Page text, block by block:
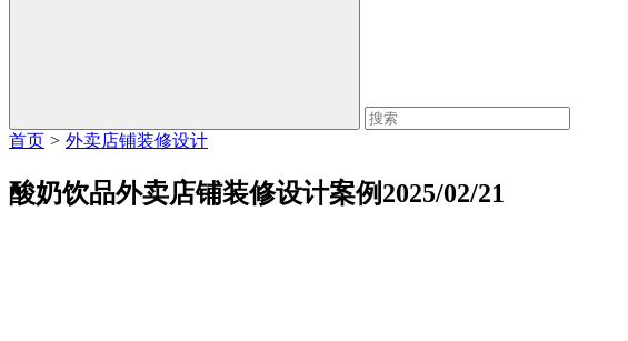
首页 > 外卖店铺装修设计
酸奶饮品外卖店铺装修设计案例2025/02/21